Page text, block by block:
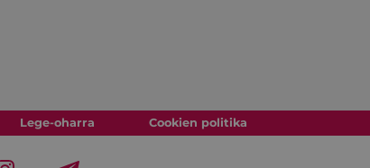
Lege-oharra Cookien politika